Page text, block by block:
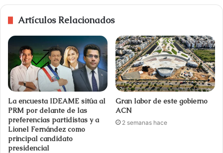
Artículos Relacionados
La encuesta IDEAME sitúa al
PRM por delante de las
preferencias partidistas y a
Lionel Fernández como
principal candidato
presidencial
Gran labor de este gobierno
ACN
2 semanas hace